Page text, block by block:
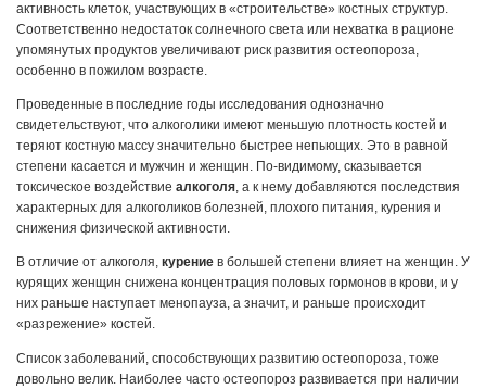
активность клеток, участвующих в «строительстве» костных структур.
Соответственно недостаток солнечного света или нехватка в рационе
упомянутых продуктов увеличивают риск развития остеопороза,
особенно в пожилом возрасте.
Проведенные в последние годы исследования однозначно
свидетельствуют, что алкоголики имеют меньшую плотность костей и
теряют костную массу значительно быстрее непьющих. Это в равной
степени касается и мужчин и женщин. По-видимому, сказывается
токсическое воздействие алкоголя, а к нему добавляются последствия
характерных для алкоголиков болезней, плохого питания, курения и
снижения физической активности.
В отличие от алкоголя, курение в большей степени влияет на женщин. У
курящих женщин снижена концентрация половых гормонов в крови, и у
них раньше наступает менопауза, а значит, и раньше происходит
«разрежение» костей.
Список заболеваний, способствующих развитию остеопороза, тоже
довольно велик. Наиболее часто остеопороз развивается при наличии